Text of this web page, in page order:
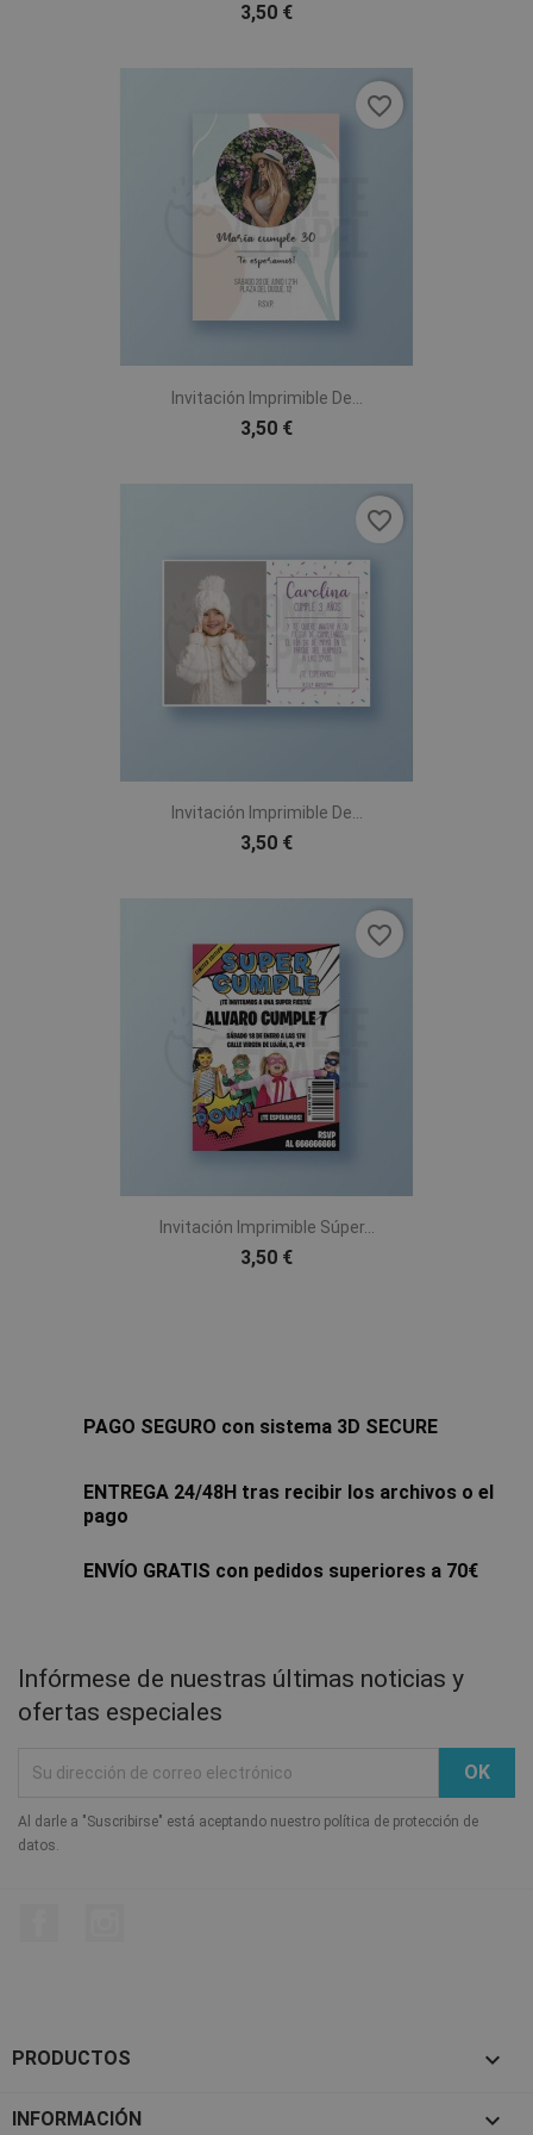
3,50 €
Invitación Imprimible De...
3,50 €
favorite_border
Invitación Imprimible De...
3,50 €
favorite_border
Invitación Imprimible Súper...
3,50 €
favorite_border
PAGO SEGURO con sistema 3D SECURE
ENTREGA 24/48H tras recibir los archivos o el
pago
ENVÍO GRATIS con pedidos superiores a 70€
Infórmese de nuestras últimas noticias y
ofertas especiales
Al darle a "Suscribirse" está aceptando nuestro política de protección de
datos.
PRODUCTOS 
INFORMACIÓN 